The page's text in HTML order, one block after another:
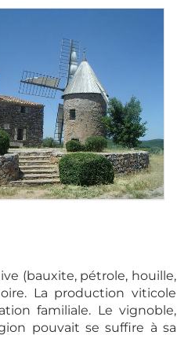
(bauxite, pétrole, houille,
La production viticole
familiale. Le vignoble,
pouvait se suffire à sa